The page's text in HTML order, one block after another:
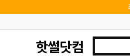
핫썰닷컴